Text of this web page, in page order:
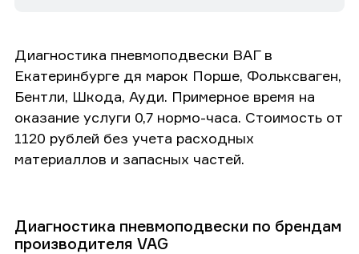
Диагностика пневмоподвески ВАГ в
Екатеринбурге дя марок Порше, Фольксваген,
Бентли, Шкода, Ауди. Примерное время на
оказание услуги 0,7 нормо-часа. Стоимость от
1120 рублей без учета расходных
материаллов и запасных частей.
Диагностика пневмоподвески по брендам
производителя VAG